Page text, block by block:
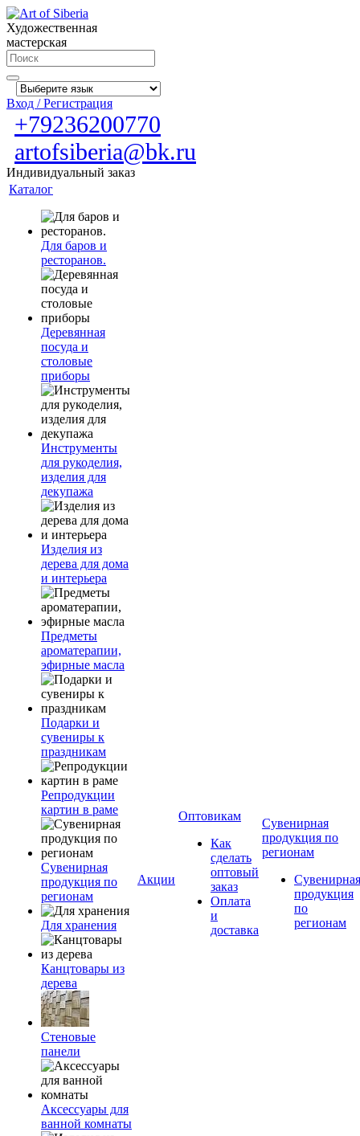
Художественная
мастерская
Вход / Регистрация
+79236200770
artofsiberia@bk.ru
Индивидуальный заказ
Каталог
Для баров и
ресторанов.
Деревянная
посуда и
столовые
приборы
Инструменты
для рукоделия,
изделия для
декупажа
Изделия из
дерева для дома
и интерьера
Предметы
ароматерапии,
эфирные масла
Подарки и
сувениры к
праздникам
Репродукции
картин в раме
Сувенирная
продукция по
регионам
Для хранения
Канцтовары из
дерева
Стеновые
панели
Аксессуары для
ванной комнаты
Акции
Оптовикам
Как
сделать
оптовый
заказ
Оплата
и
доставка
Сувенирная
продукция по
регионам
Сувенирная
продукция
по
регионам